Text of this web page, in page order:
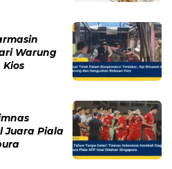
Usaha
Cara Cek Saldo, Manfaat
Indonesia Terus
dan Tantangan Terbarunya
di Kalangan Gen Z